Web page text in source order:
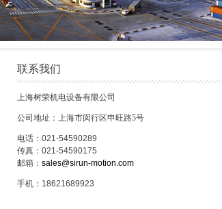
联系我们
上海树荣机电设备有限公司
公司地址： 上海市闵行区申旺路5号
电话： 021-54590289
传真： 021-54590175
邮箱： sales@sirun-motion.com
手机： 18621689923